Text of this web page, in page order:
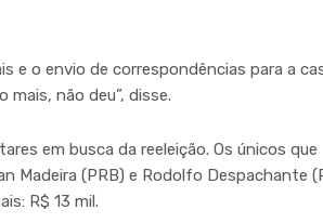
e o envio de correspondências para a
não deu”, disse.
em busca da reeleição. Os únicos que
Madeira (PRB) e Rodolfo Despachante
R$ 13 mil.